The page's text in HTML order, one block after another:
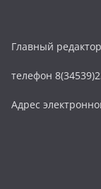
Главный
телефон
Адрес